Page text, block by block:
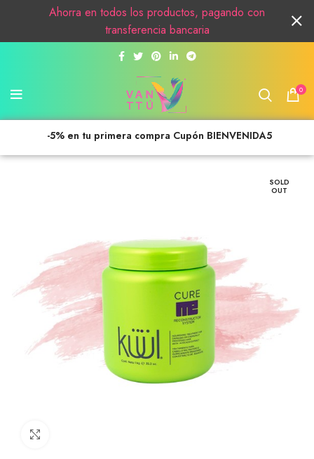
0
-5% en tu primera compra Cupón BIENVENIDA5
SOLD
OUT
Ahorra en todos los productos, pagando con
transferencia bancaria